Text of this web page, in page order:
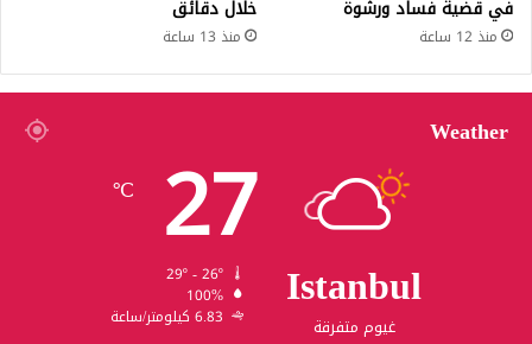
في قضية فساد ورشوة
منذ 12 ساعة
خلال دقائق
منذ 13 ساعة
Weather
Istanbul
غيوم متفرقة
27
℃
100%
6.83 كيلومتر/ساعة